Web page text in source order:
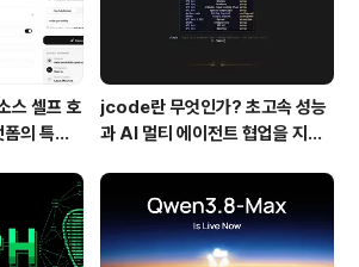
셀프 호
의 특징
jcode란 무엇인가? 초고속 성능
과 AI 멀티 에이전트 협업을 지원